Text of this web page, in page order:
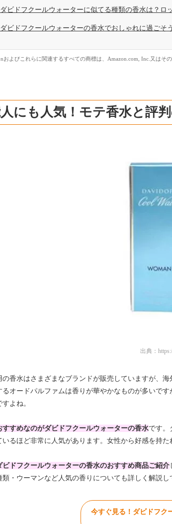
ダビドフクールウォーターに似てる種類の香水は？ロ
ダビドフクールウォーターの香水でおしゃれに過ごそ
およびこれらに関連するすべての商標は、Amazon.com, Inc.又はその
にも人気！モテ香水と評
出典：
の香水はさまざまなブランドが販売していますが、
るオードパルファムは香りが華やかなものが多いです
すよね。
すすめなのがダビドフクールウォーターの香水です。
いるほど非常に人気があります。女性から好感を持た
ビドフクールウォーターの香水のおすすめ商品ご紹介
類・ウーマンなど人気の香りについても詳しく解説し
今すぐ見る！ダビドフク